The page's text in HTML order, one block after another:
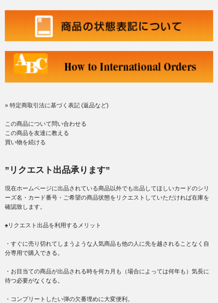
» 特定商取引法に基づく表記 (返品など)
この商品について問い合わせる
この商品を友達に教える
買い物を続ける
”リクエスト出品承ります”
現在ホームページに出品されている商品以外でも出品してほしいカードのシリ
ーズ名・カード番号・ご希望の商品状態をリクエストしていただければ在庫を
確認致します。
♠リクエスト出品を利用するメリット
・すぐに売り切れてしまうような人気商品も他の人に先を越されることなく自
分専用で購入できる。
・お目当ての商品が出品される時を何カ月も（場合によっては何年も）気長に
待つ必要がなくなる。
・コンプリートしたい弾の欠番埋めに大変便利。